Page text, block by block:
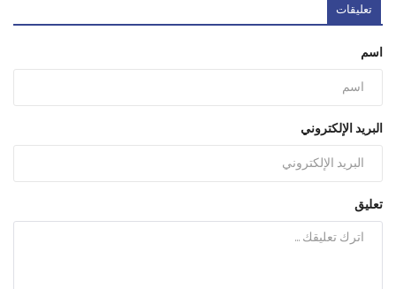
تعليقات
اسم
البريد الإلكتروني
تعليق